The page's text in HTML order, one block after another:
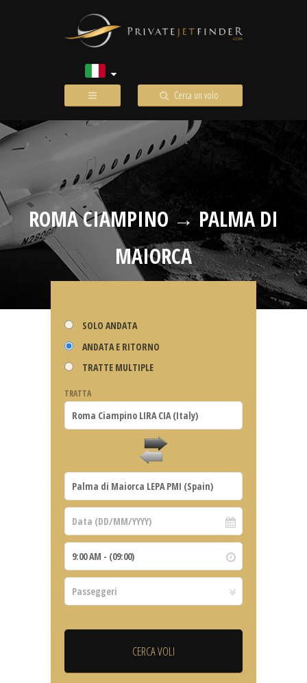
Cerca un volo
ROMA CIAMPINO → PALMA DI
MAIORCA
SOLO ANDATA
ANDATA E RITORNO
TRATTE MULTIPLE
TRATTA